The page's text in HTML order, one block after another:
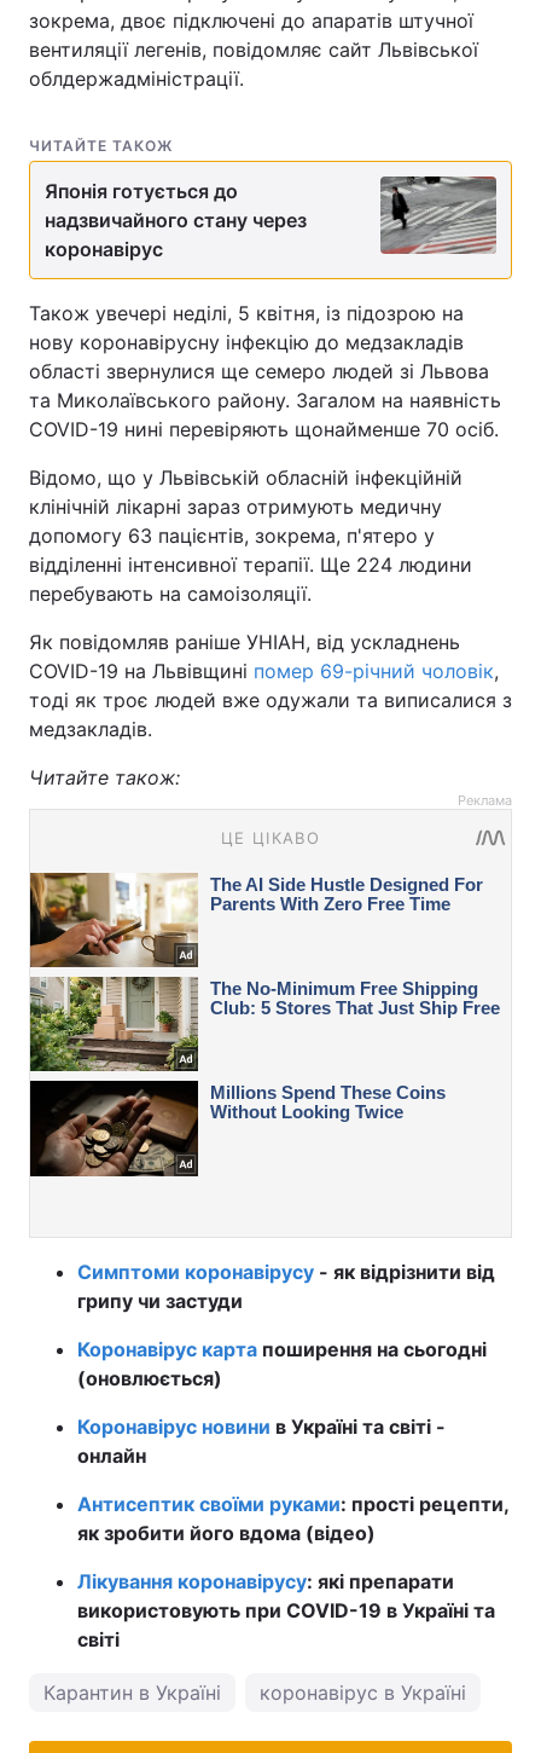
зокрема, двоє підключені до апаратів штучної
вентиляції легенів, повідомляє сайт Львівської
облдержадміністрації.
ЧИТАЙТЕ ТАКОЖ
Японія готується до
надзвичайного стану через
коронавірус
Також увечері неділі, 5 квітня, із підозрою на
нову коронавірусну інфекцію до медзакладів
області звернулися ще семеро людей зі Львова
та Миколаївського району. Загалом на наявність
COVID-19 нині перевіряють щонайменше 70 осіб.
Відомо, що у Львівській обласній інфекційній
клінічній лікарні зараз отримують медичну
допомогу 63 пацієнтів, зокрема, п'ятеро у
відділенні інтенсивної терапії. Ще 224 людини
перебувають на самоізоляції.
Як повідомляв раніше УНІАН, від ускладнень
COVID-19 на Львівщині помер 69-річний чоловік,
тоді як троє людей вже одужали та виписалися з
медзакладів.
Читайте також:
Реклама
Симптоми коронавірусу - як відрізнити від
грипу чи застуди
Коронавірус карта поширення на сьогодні
(оновлюється)
Коронавірус новини в Україні та світі -
онлайн
Антисептик своїми руками: прості рецепти,
як зробити його вдома (відео)
Лікування коронавірусу: які препарати
використовують при COVID-19 в Україні та
світі
Карантин в Україні коронавірус в Україні